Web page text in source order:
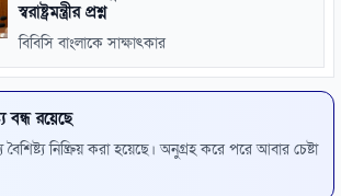
স্বরাষ্ট্রমন্ত্রীর প্রশ্ন
বিবিসি বাংলাকে সাক্ষাৎকার
বন্ধ রয়েছে
বৈশিষ্ট্য নিষ্ক্রিয় করা হয়েছে। অনুগ্রহ করে পরে আবার চেষ্টা